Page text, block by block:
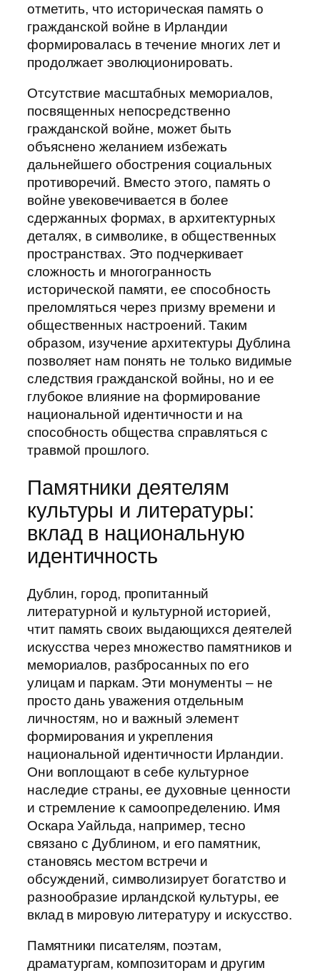
отметить, что историческая память о
гражданской войне в Ирландии
формировалась в течение многих лет и
продолжает эволюционировать.
Отсутствие масштабных мемориалов,
посвященных непосредственно
гражданской войне, может быть
объяснено желанием избежать
дальнейшего обострения социальных
противоречий. Вместо этого, память о
войне увековечивается в более
сдержанных формах, в архитектурных
деталях, в символике, в общественных
пространствах. Это подчеркивает
сложность и многогранность
исторической памяти, ее способность
преломляться через призму времени и
общественных настроений. Таким
образом, изучение архитектуры Дублина
позволяет нам понять не только видимые
следствия гражданской войны, но и ее
глубокое влияние на формирование
национальной идентичности и на
способность общества справляться с
травмой прошлого.
Памятники деятелям
культуры и литературы:
вклад в национальную
идентичность
Дублин, город, пропитанный
литературной и культурной историей,
чтит память своих выдающихся деятелей
искусства через множество памятников и
мемориалов, разбросанных по его
улицам и паркам. Эти монументы – не
просто дань уважения отдельным
личностям, но и важный элемент
формирования и укрепления
национальной идентичности Ирландии.
Они воплощают в себе культурное
наследие страны, ее духовные ценности
и стремление к самоопределению. Имя
Оскара Уайльда, например, тесно
связано с Дублином, и его памятник,
становясь местом встречи и
обсуждений, символизирует богатство и
разнообразие ирландской культуры, ее
вклад в мировую литературу и искусство.
Памятники писателям, поэтам,
драматургам, композиторам и другим